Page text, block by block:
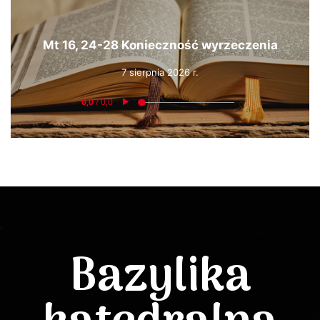
Mt 16, 24-28 Konieczność wyrzeczenia
7 sierpnia 2026 r.
Bazylika